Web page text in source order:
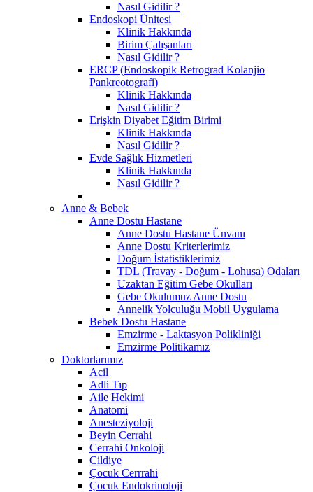
Nasıl Gidilir ?
Endoskopi Ünitesi
Klinik Hakkında
Birim Çalışanları
Nasıl Gidilir ?
ERCP (Endoskopik Retrograd Kolanjio
Pankreotografi)
Klinik Hakkında
Nasıl Gidilir ?
Erişkin Diyabet Eğitim Birimi
Klinik Hakkında
Nasıl Gidilir ?
Evde Sağlık Hizmetleri
Klinik Hakkında
Nasıl Gidilir ?
Anne & Bebek
Anne Dostu Hastane
Anne Dostu Hastane Ünvanı
Anne Dostu Kriterlerimiz
Doğum İstatistiklerimiz
TDL (Travay - Doğum - Lohusa) Odaları
Uzaktan Eğitim Gebe Okulları
Gebe Okulumuz Anne Dostu
Annelik Yolculuğu Mobil Uygulama
Bebek Dostu Hastane
Emzirme - Laktasyon Polikliniği
Emzirme Politikamız
Doktorlarımız
Acil
Adli Tıp
Aile Hekimi
Anatomi
Anesteziyoloji
Beyin Cerrahi
Cerrahi Onkoloji
Cildiye
Çocuk Cerrrahi
Çocuk Endokrinoloji